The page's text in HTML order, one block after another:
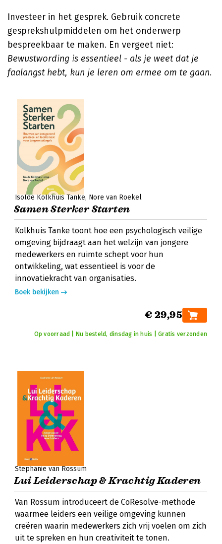
Investeer in het gesprek. Gebruik concrete
gesprekshulpmiddelen om het onderwerp
bespreekbaar te maken. En vergeet niet:
Bewustwording is essentieel - als je weet dat je
faalangst hebt, kun je leren om ermee om te gaan.
Isolde Kolkhuis Tanke Nore van Roekel
Samen Sterker Starten
Kolkhuis Tanke toont hoe een psychologisch veilige
omgeving bijdraagt aan het welzijn van jongere
medewerkers en ruimte schept voor hun
ontwikkeling, wat essentieel is voor de
innovatiekracht van organisaties.
Boek bekijken
€ 29,95
Op voorraad | Nu besteld, dinsdag in huis | Gratis verzonden
Stephanie van Rossum
Lui Leiderschap & Krachtig Kaderen
Van Rossum introduceert de CoResolve-methode
waarmee leiders een veilige omgeving kunnen
creëren waarin medewerkers zich vrij voelen om zich
uit te spreken en hun creativiteit te tonen.